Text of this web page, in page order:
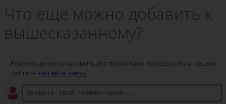
Что еще можно добавить к
вышесказанному?
Рекомендуем ознакомиться с правилами поведения на нашем
сайте — читайте здесь.